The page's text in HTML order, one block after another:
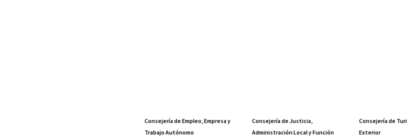
Consejería de Empleo, Empresa y
Trabajo Autónomo
Consejería de Justicia,
Administración Local y Función
Consejería de
Exterior